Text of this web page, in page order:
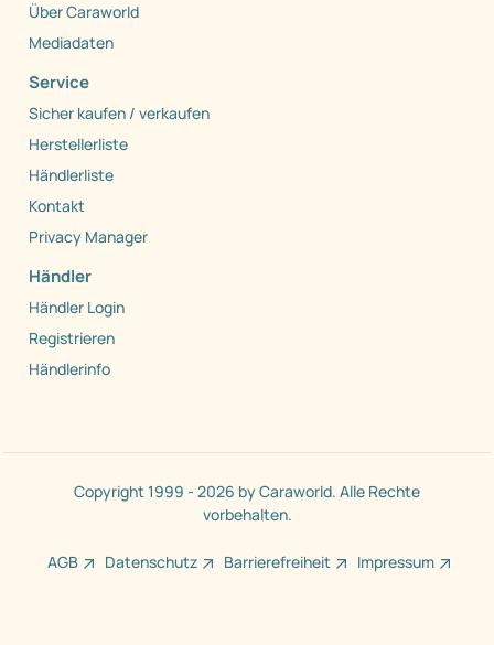
Über Caraworld
Mediadaten
Service
Sicher kaufen / verkaufen
Herstellerliste
Händlerliste
Kontakt
Privacy Manager
Händler
Händler Login
Registrieren
Händlerinfo
Copyright 1999 - 2026 by Caraworld. Alle Rechte
vorbehalten.
AGB Datenschutz Barrierefreiheit Impressum